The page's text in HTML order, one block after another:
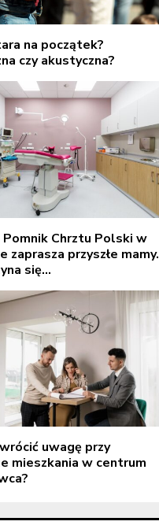
na początek?
czy akustyczna?
Chrztu Polski w
zaprasza przyszłe mamy.
się...
uwagę przy
mieszkania w centrum